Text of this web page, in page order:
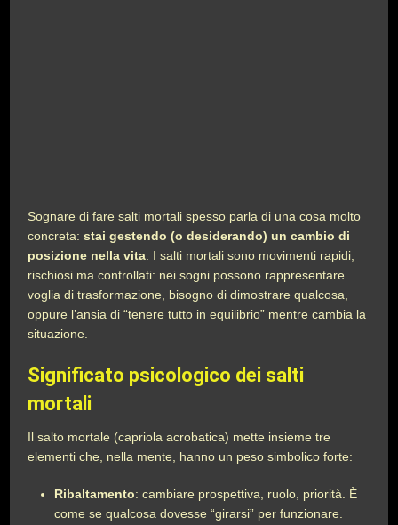
Sognare di fare salti mortali spesso parla di una cosa molto
concreta:stai gestendo (o desiderando) un cambio di
posizione nella vita . I salti mortali sono movimenti rapidi,
rischiosi ma controllati: nei sogni possono rappresentare
voglia di trasformazione, bisogno di dimostrare qualcosa,
oppure l’ansia di “tenere tutto in equilibrio” mentre cambia la
situazione.
Significato psicologico dei salti
mortali
Il salto mortale (capriola acrobatica) mette insieme tre
elementi che, nella mente, hanno un peso simbolico forte:
Ribaltamento: cambiare prospettiva, ruolo, priorità. È
come se qualcosa dovesse “girarsi” per funzionare.